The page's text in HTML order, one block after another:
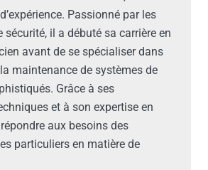
Passionné par les
sécurité, il a débuté sa carrière en
avant de se spécialiser dans
maintenance de systèmes de
Grâce à ses
et à son expertise en
aux besoins des
particuliers en matière de